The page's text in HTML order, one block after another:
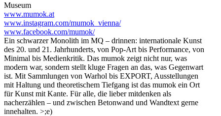
Museum
www.mumok.at
www.instagram.com/mumok_vienna/
www.facebook.com/mumok/
Ein schwarzer Monolith im MQ – drinnen: internationale Kunst
des 20. und 21. Jahrhunderts, von Pop-Art bis Performance, von
Minimal bis Medienkritik. Das mumok zeigt nicht nur, was
modern war, sondern stellt kluge Fragen an das, was Gegenwart
ist. Mit Sammlungen von Warhol bis EXPORT, Ausstellungen
mit Haltung und theoretischem Tiefgang ist das mumok ein Ort
für Kunst mit Kante. Für alle, die lieber mitdenken als
nacherzählen – und zwischen Betonwand und Wandtext gerne
innehalten. >;e)